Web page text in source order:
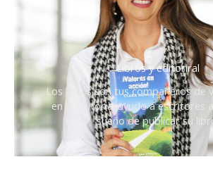
Libros y editoriral
Los libros son tus compañeros de
en la editorial ayudo a escritores a
sueño de publicar su